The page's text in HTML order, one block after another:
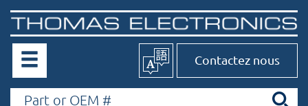
Contactez nous